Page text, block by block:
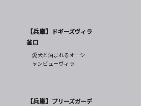
【兵庫】
ドギーズヴィラ
釜口
愛犬と泊まれるオーシ
ャンビューヴィラ
【兵庫】 ブリーズガーデ